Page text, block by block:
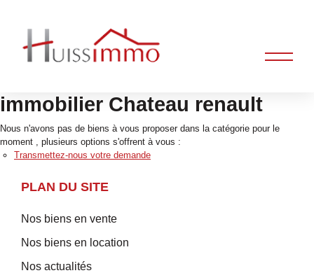
immobilier Chateau renault
Nous n'avons pas de biens à vous proposer dans la catégorie pour le
moment , plusieurs options s'offrent à vous :
Transmettez-nous votre demande
PLAN DU SITE
Nos biens en vente
Nos biens en location
Nos actualités